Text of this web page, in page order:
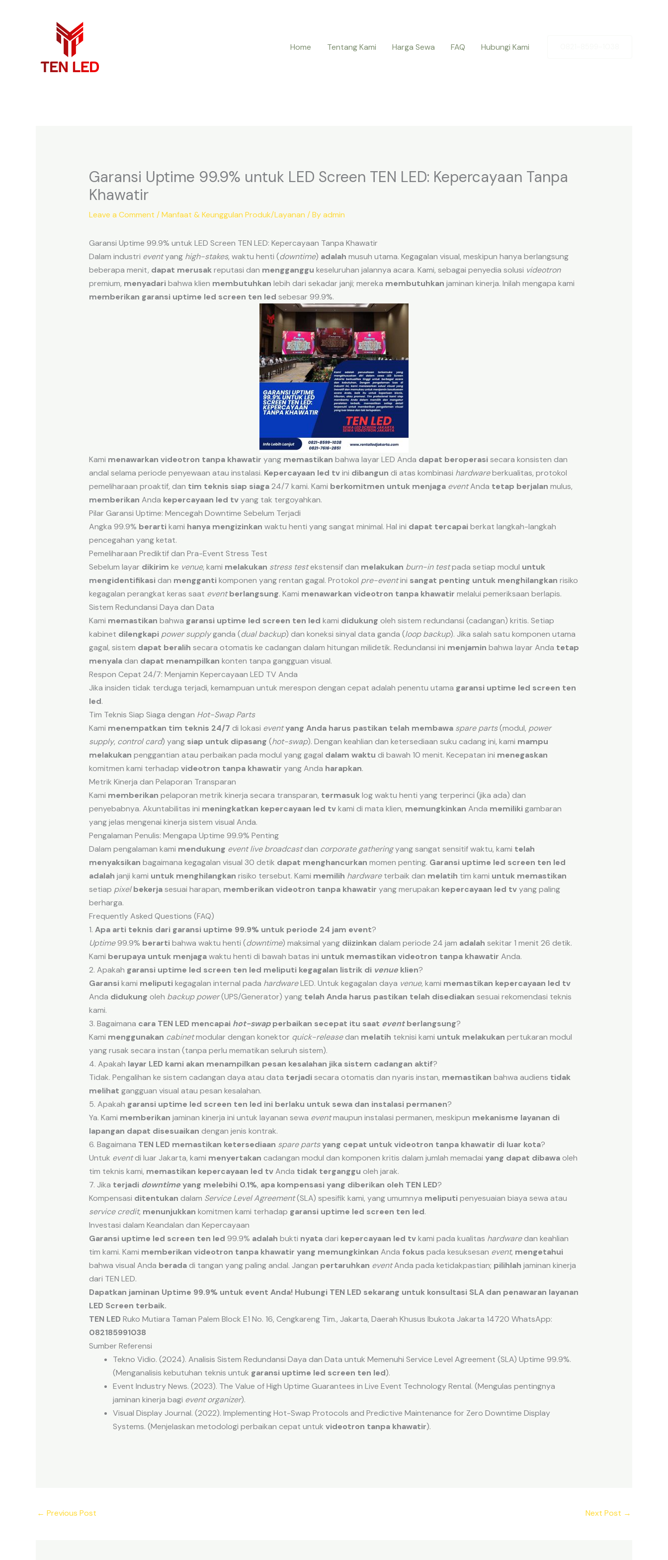
Home
Tentang Kami Harga Sewa FAQ Hubungi Kami
Garansi Uptime 99.9% untuk LED Screen TEN LED: Kepercayaan Tanpa
Khawatir
Leave a Comment /Manfaat & Keunggulan Produk/Layanan / Byadmin
Garansi Uptime 99.9% untuk LED Screen TEN LED: Kepercayaan Tanpa Khawatir
Dalam industri eventyang high-stakes, waktu henti (downtime) adalah musuh utama. Kegagalan visual, meskipun hanya berlangsung
beberapa menit, dapat merusakreputasi dan mengganggu keseluruhan jalannya acara. Kami, sebagai penyedia solusi videotron
premium, menyadari bahwa klien membutuhkan lebih dari sekadar janji; mereka membutuhkan jaminan kinerja. Inilah mengapa kami
memberikan garansi uptime led screen ten led sebesar 99.9%.
Kami menawarkan videotron tanpa khawatir yang memastikan bahwa layar LED Anda dapat beroperasi secara konsisten dan
andal selama periode penyewaan atau instalasi. Kepercayaan led tvini dibangun di atas kombinasi hardwareberkualitas, protokol
pemeliharaan proaktif, dan tim teknis siap siaga24/7 kami. Kami berkomitmen untuk menjaga eventAnda tetap berjalan mulus,
memberikan Anda kepercayaan led tvyang tak tergoyahkan.
Pilar Garansi Uptime: Mencegah Downtime Sebelum Terjadi
Angka 99.9% berarti kami hanya mengizinkan waktu henti yang sangat minimal. Hal ini dapat tercapai berkat langkah-langkah
pencegahan yang ketat.
Pemeliharaan Prediktif dan Pra-Event Stress Test
Sebelum layar dikirim ke venue, kami melakukan stress testekstensif dan melakukan burn-in testpada setiap modul untuk
mengidentifikasi dan mengganti komponen yang rentan gagal. Protokol pre-eventini sangat penting untuk menghilangkan risiko
kegagalan perangkat keras saat event berlangsung. Kami menawarkan videotron tanpa khawatir melalui pemeriksaan berlapis.
Sistem Redundansi Daya dan Data
Kami memastikan bahwa garansi uptime led screen ten led kami didukung oleh sistem redundansi (cadangan) kritis. Setiap
kabinet dilengkapi power supplyganda (dual backup) dan koneksi sinyal data ganda (loop backup). Jika salah satu komponen utama
gagal, sistem dapat beralih secara otomatis ke cadangan dalam hitungan milidetik. Redundansi ini menjamin bahwa layar Anda tetap
menyaladan dapat menampilkan konten tanpa gangguan visual.
Respon Cepat 24/7: Menjamin Kepercayaan LED TV Anda
Jika insiden tidak terduga terjadi, kemampuan untuk merespon dengan cepat adalah penentu utama garansi uptime led screen ten
led.
Tim Teknis Siap Siaga dengan Hot-Swap Parts
Kami menempatkan tim teknis 24/7 di lokasi event yang Anda harus pastikan telah membawa spare parts(modul, power
supply, control card) yang siap untuk dipasang (hot-swap). Dengan keahlian dan ketersediaan suku cadang ini, kami mampu
melakukan penggantian atau perbaikan pada modul yang gagal dalam waktu di bawah 10 menit. Kecepatan ini menegaskan
komitmen kami terhadap videotron tanpa khawatir yang Anda harapkan.
Metrik Kinerja dan Pelaporan Transparan
Kami memberikan pelaporan metrik kinerja secara transparan, termasuklog waktu henti yang terperinci (jika ada) dan
penyebabnya. Akuntabilitas ini meningkatkan kepercayaan led tvkami di mata klien, memungkinkan Anda memiliki gambaran
yang jelas mengenai kinerja sistem visual Anda.
Pengalaman Penulis: Mengapa Uptime 99.9% Penting
Dalam pengalaman kami mendukung event live broadcastdan corporate gatheringyang sangat sensitif waktu, kami telah
menyaksikan bagaimana kegagalan visual 30 detik dapat menghancurkan momen penting. Garansi uptime led screen ten led
adalah janji kami untuk menghilangkan risiko tersebut. Kami memilih hardwareterbaik dan melatih tim kami untuk memastikan
setiap pixel bekerjasesuai harapan, memberikan videotron tanpa khawatir yang merupakan kepercayaan led tvyang paling
berharga.
Frequently Asked Questions (FAQ)
1. Apa arti teknis dari garansi uptime 99.9% untuk periode 24 jam event?
Uptime99.9% berarti bahwa waktu henti (downtime) maksimal yang diizinkan dalam periode 24 jam adalah sekitar 1 menit 26 detik.
Kami berupaya untuk menjagawaktu henti di bawah batas ini untuk memastikan videotron tanpa khawatir Anda.
2. Apakah garansi uptime led screen ten led meliputi kegagalan listrik di venue klien?
Garansi kami meliputi kegagalan internal pada hardwareLED. Untuk kegagalan daya venue, kami memastikan kepercayaan led tv
Anda didukung oleh backup power(UPS/Generator) yang telah Anda harus pastikan telah disediakan sesuai rekomendasi teknis
kami.
3. Bagaimana cara TEN LED mencapai hot-swap perbaikan secepat itu saat event berlangsung?
Kami menggunakan cabinetmodular dengan konektor quick-releasedan melatih teknisi kami untuk melakukan pertukaran modul
yang rusak secara instan (tanpa perlu mematikan seluruh sistem).
4. Apakah layar LED kami akan menampilkan pesan kesalahan jika sistem cadangan aktif?
Tidak. Pengalihan ke sistem cadangan daya atau data terjadi secara otomatis dan nyaris instan, memastikan bahwa audiens tidak
melihat gangguan visual atau pesan kesalahan.
5. Apakah garansi uptime led screen ten led ini berlaku untuk sewa dan instalasi permanen?
Ya. Kami memberikan jaminan kinerja ini untuk layanan sewa eventmaupun instalasi permanen, meskipun mekanisme layanan di
lapangan dapat disesuaikan dengan jenis kontrak.
6. Bagaimana TEN LED memastikan ketersediaan spare parts yang cepat untuk videotron tanpa khawatir di luar kota?
Untuk eventdi luar Jakarta, kami menyertakan cadangan modul dan komponen kritis dalam jumlah memadai yang dapat dibawaoleh
tim teknis kami, memastikan kepercayaan led tvAnda tidak terganggu oleh jarak.
7. Jika terjadi downtime yang melebihi 0.1%, apa kompensasi yang diberikan oleh TEN LED?
Kompensasi ditentukan dalam Service Level Agreement(SLA) spesifik kami, yang umumnya meliputi penyesuaian biaya sewa atau
service credit, menunjukkan komitmen kami terhadap garansi uptime led screen ten led.
Investasi dalam Keandalan dan Kepercayaan
Garansi uptime led screen ten led 99.9% adalah bukti nyatadari kepercayaan led tvkami pada kualitas hardwaredan keahlian
tim kami. Kami memberikan videotron tanpa khawatir yang memungkinkan Anda fokus pada kesuksesan event, mengetahui
bahwa visual Anda beradadi tangan yang paling andal. Jangan pertaruhkan eventAnda pada ketidakpastian; pilihlah jaminan kinerja
dari TEN LED.
Dapatkan jaminan Uptime 99.9% untuk event Anda! Hubungi TEN LED sekarang untuk konsultasi SLA dan penawaran layanan
LED Screen terbaik.
TEN LED Ruko Mutiara Taman Palem Block E1 No. 16, Cengkareng Tim., Jakarta, Daerah Khusus Ibukota Jakarta 14720 WhatsApp:
082185991038
Sumber Referensi
Tekno Vidio. (2024). Analisis Sistem Redundansi Daya dan Data untuk Memenuhi Service Level Agreement (SLA) Uptime 99.9%.
(Menganalisis kebutuhan teknis untuk garansi uptime led screen ten led).
Event Industry News. (2023). The Value of High Uptime Guarantees in Live Event Technology Rental. (Mengulas pentingnya
jaminan kinerja bagi event organizer).
Visual Display Journal. (2022). Implementing Hot-Swap Protocols and Predictive Maintenance for Zero Downtime Display
Systems. (Menjelaskan metodologi perbaikan cepat untuk videotron tanpa khawatir).
← Previous Post Next Post →